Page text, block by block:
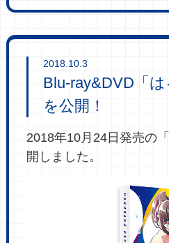
2018.10.3
Blu-ray&DVD「
を公開！
2018年10月24日発売の
開しました。